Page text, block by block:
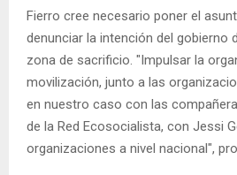
Fierro cree necesario poner el
denunciar la intención del gobierno
zona de sacrificio. "Impulsar la
movilización, junto a las
en nuestro caso con las
de la Red Ecosocialista, con Jessi
organizaciones a nivel nacional",